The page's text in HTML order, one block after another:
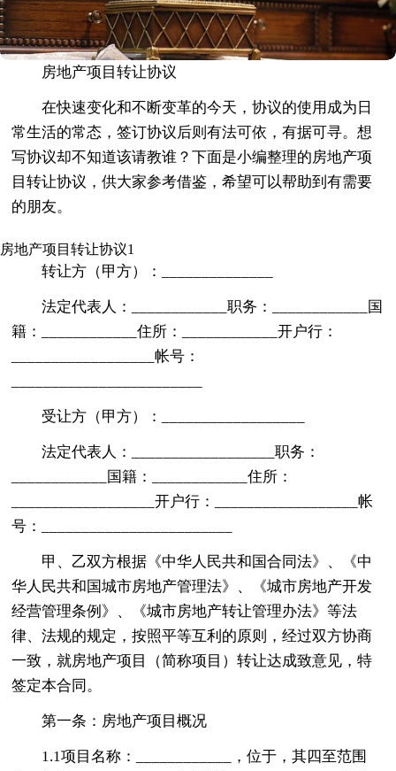
房地产项目转让协议
在快速变化和不断变革的今天，协议的使用成为日
常生活的常态，签订协议后则有法可依，有据可寻。想
写协议却不知道该请教谁？下面是小编整理的房地产项
目转让协议，供大家参考借鉴，希望可以帮助到有需要
的朋友。
房地产项目转让协议1
转让方（甲方）：______________
法定代表人：____________职务：____________国
籍：____________住所：____________开户行：
__________________帐号：
受让方（甲方）：__________________
法定代表人：__________________职务：
____________国籍：____________住所：
__________________开户行：__________________帐
号：________________________
甲、乙双方根据《中华人民共和国合同法》、《中
华人民共和国城市房地产管理法》、《城市房地产开发
经营管理条例》、《城市房地产转让管理办法》等法
律、法规的规定，按照平等互利的原则，经过双方协商
一致，就房地产项目（简称项目）转让达成致意见，特
签定本合同。
第一条：房地产项目概况
1.1项目名称：____________，位于，其四至范围